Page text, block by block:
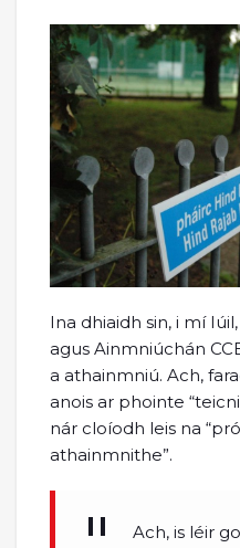
Ina dhiaidh sin, i mí
agus Ainmniúchán
a athainmniú. Ach,
anois ar phointe
nár cloíodh leis na
athainmnithe”.
Ach, is léir